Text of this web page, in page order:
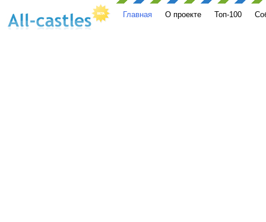
Главная О проекте Топ-100